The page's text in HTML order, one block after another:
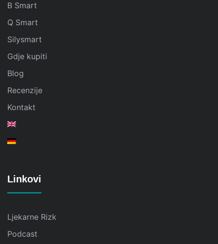
B Smart
Q Smart
Silysmart
Gdje kupiti
Blog
Recenzije
Kontakt
Linkovi
Ljekarne Rizk
Podcast